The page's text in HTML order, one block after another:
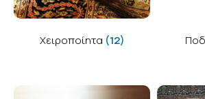
Χειροποίητα (12)